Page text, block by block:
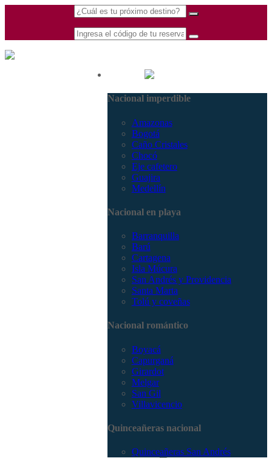
Nacional imperdible
Amazonas
Bogotá
Caño Cristales
Chocó
Eje cafetero
Guajira
Medellín
Nacional en playa
Barranquilla
Barú
Cartagena
Isla Múcura
San Andrés y Providencia
Santa Marta
Tolú y coveñas
Nacional romántico
Boyacá
Capurganá
Girardot
Melgar
San Gil
Villavicencio
Quinceañeras nacional
Quinceañeras San Andrés